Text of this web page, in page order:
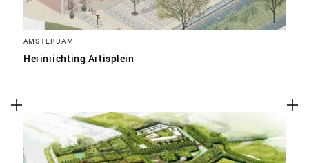
AMSTERDAM
Herinrichting Artisplein